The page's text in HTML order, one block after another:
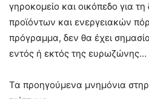
γηροκομείο και οικόπεδο για
προϊόντων και ενεργειακών
πρόγραμμα, δεν θα έχει
εντός ή εκτός της ευρωζώνης…
Τα προηγούμενα μνημόνια